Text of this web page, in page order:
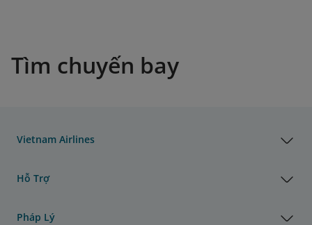
Tìm chuyến bay
Vietnam Airlines
Hỗ Trợ
Pháp Lý